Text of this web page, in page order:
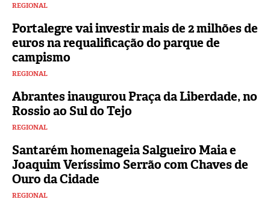
REGIONAL
Portalegre vai investir mais de 2 milhões de
euros na requalificação do parque de
campismo
REGIONAL
Abrantes inaugurou Praça da Liberdade, no
Rossio ao Sul do Tejo
REGIONAL
Santarém homenageia Salgueiro Maia e
Joaquim Veríssimo Serrão com Chaves de
Ouro da Cidade
REGIONAL